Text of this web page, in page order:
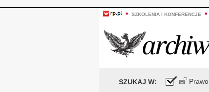
SZKOLENIA I KONFERENCJE
SZUKAJ W: Prawo